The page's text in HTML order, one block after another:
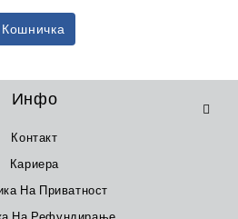
Инфо
Контакт
Кариера
На Приватност